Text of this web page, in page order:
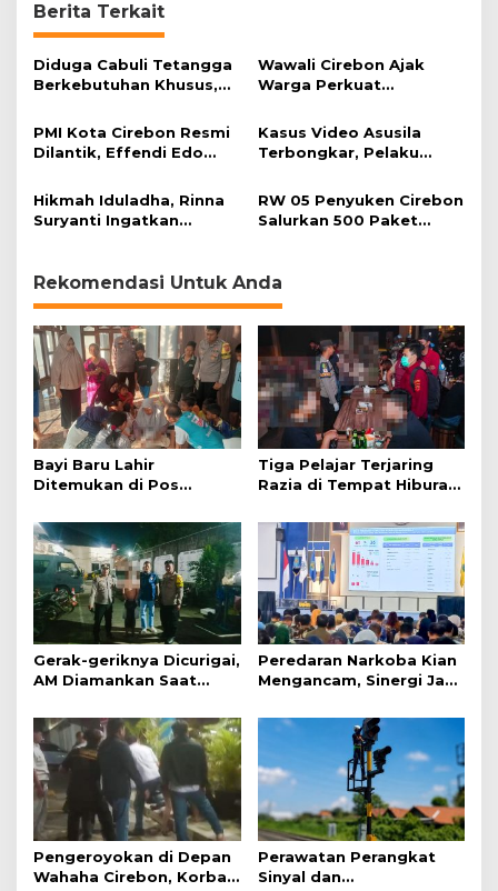
H
u
a
n
C
r
e
n
T
i
m
u
r
Berita Terkait
Diduga Cabuli Tetangga
Berkebutuhan Khusus,
Wawali Cirebon Ajak
Warga Perkuat
Momentum Harjad ke-
599
PMI Kota Cirebon Resmi
Dilantik, Effendi Edo
Bencana
Kasus Video Asusila
Terbongkar, Pelaku
Korban Baru
Hikmah Iduladha, Rinna
Suryanti Ingatkan
RW 05 Penyuken Cirebon
Salurkan 500 Paket
Rekomendasi Untuk Anda
Bayi Baru Lahir
Ditemukan di Pos
Tiga Pelajar Terjaring
Razia di Tempat Hiburan
Gerak-geriknya Dicurigai,
AM Diamankan Saat
Peredaran Narkoba Kian
Mengancam, Sinergi Jadi
Pengeroyokan di Depan
Wahaha Cirebon, Korban
Perawatan Perangkat
Sinyal dan